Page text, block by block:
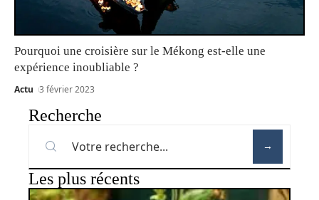
Pourquoi une croisière sur le Mékong est-elle une
expérience inoubliable ?
Actu 3 février 2023
Recherche
Les plus récents